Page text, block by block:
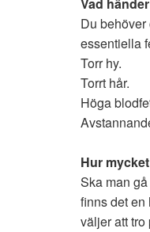
Vad
Du behöver
essentiella
Torr hy.
Torrt hår.
Höga
Hur
Ska man
finns det en
väljer att tro